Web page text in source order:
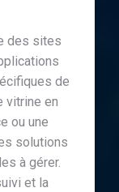
des sites
de
vitrine en
ou une
solutions
à gérer.
et la